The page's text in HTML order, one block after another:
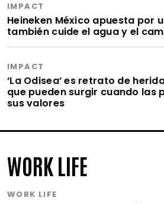
IMPACT
Heineken México apuesta por
también cuide el agua y el
IMPACT
‘La Odisea’ es retrato de
que pueden surgir cuando las
sus valores
WORK LIFE
WORK LIFE